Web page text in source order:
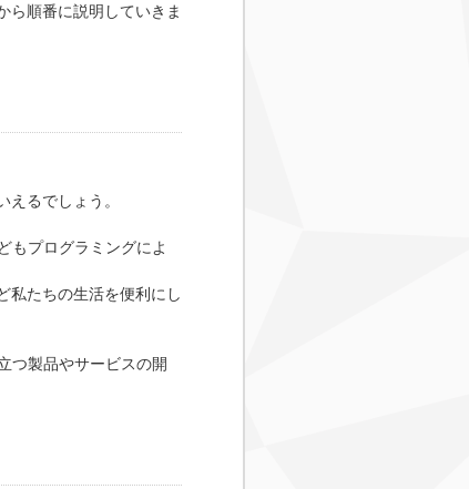
ら順番に説明していきま
るでしょう。
もプログラミングによ
私たちの生活を便利にし
つ製品やサービスの開